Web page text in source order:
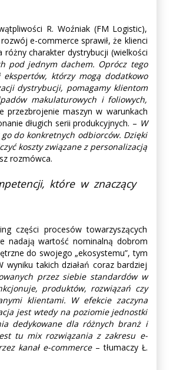
R. Woźniak (FM Logistic),
e-commerce sprawił, że klienci
charakter dystrybucji (wielkości
pod jednym dachem. Oprócz tego
którzy mogą dodatkowo
dystrybucji, pomagamy klientom
makulaturowych i foliowych,
przezbrojenie maszyn w warunkach
długich serii produkcyjnych. – W
do konkretnych odbiorców. Dzięki
koszty związane z personalizacją
rozmówca.
które w znaczący
części procesów towarzyszących
nadają wartość nominalną dobrom
do swojego „ekosystemu”, tym
takich działań coraz bardziej
przez siebie standardów w
produktów, rozwiązań czy
klientami. W efekcie zaczyna
jest wtedy na poziomie jednostki
dedykowane dla różnych branż i
tu mix rozwiązania z zakresu e-
kanał e-commerce– tłumaczy Ł.